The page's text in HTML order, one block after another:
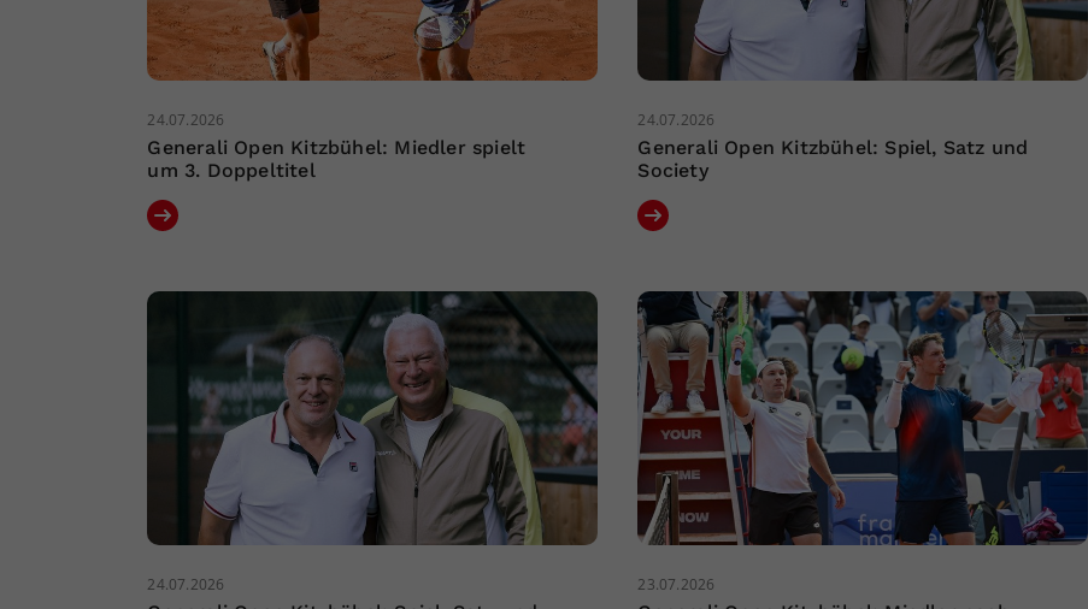
24.07.2026
Generali Open Kitzbühel: Miedler spielt
um 3. Doppeltitel
24.07.2026
Generali Open Kitzbühel: Spiel, Satz und
Society
24.07.2026 23.07.2026